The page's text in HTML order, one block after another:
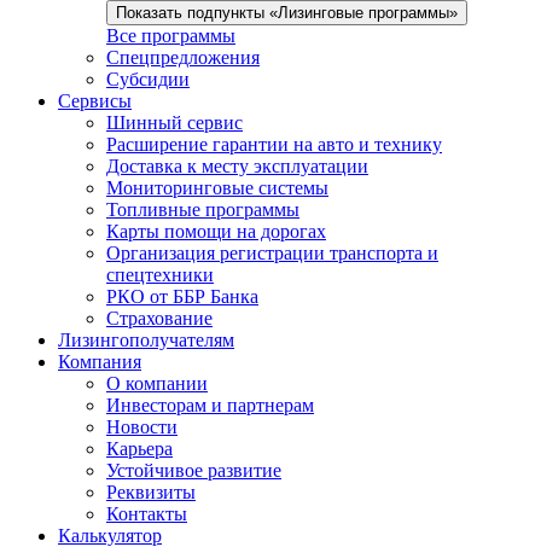
Показать подпункты «Лизинговые программы»
Все программы
Спецпредложения
Субсидии
Сервисы
Шинный сервис
Расширение гарантии на авто и технику
Доставка к месту эксплуатации
Мониторинговые системы
Топливные программы
Карты помощи на дорогах
Организация регистрации транспорта и
спецтехники
РКО от ББР Банка
Страхование
Лизингополучателям
Компания
О компании
Инвесторам и партнерам
Новости
Карьера
Устойчивое развитие
Реквизиты
Контакты
Калькулятор